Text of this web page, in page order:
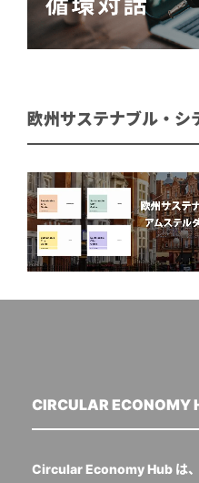
欧州サステナブル・シ
CIRCULAR ECONOMY
Circular Economy Hub は